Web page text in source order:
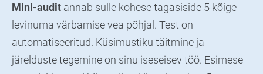
Mini-audit annab sulle kohese tagasiside 5 kõige
levinuma värbamise vea põhjal. Test on
automatiseeritud. Küsimustiku täitmine ja
järelduste tegemine on sinu iseseisev töö. Esimese